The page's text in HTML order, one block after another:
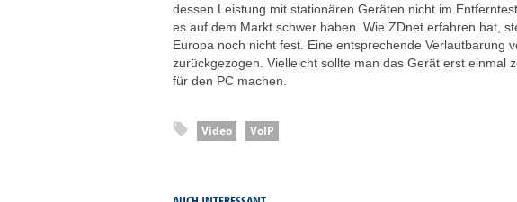
dessen Leistung mit stationären Geräten nicht im
es auf dem Markt schwer haben. Wie ZDnet erfahren hat,
Europa noch nicht fest. Eine entsprechende Verlautbarung
zurückgezogen. Vielleicht sollte man das Gerät erst einmal
für den PC machen.
Video VoIP